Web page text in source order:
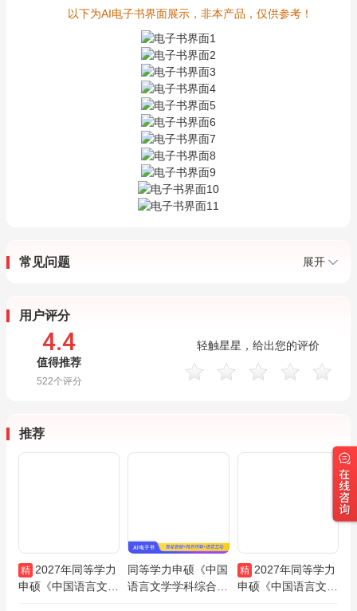
以下为AI电子书界面展示，非本产品，仅供参考！
常见问题 展开
用户评分
4.4
值得推荐
522个评分
轻触星星，给出您的评价
推荐
精 2027年同等学力
申硕《中国语言文学
同等学力申硕《中国
语言文学学科综合水
精 2027年同等学力
申硕《中国语言文学